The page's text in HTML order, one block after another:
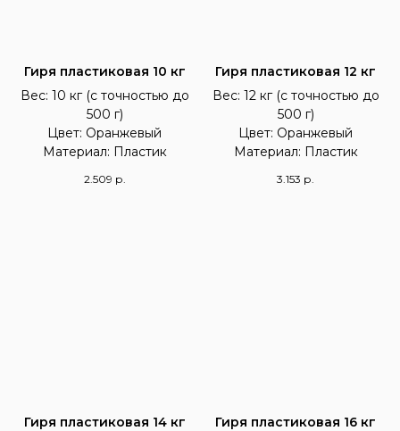
Гиря пластиковая 10 кг
Вес: 10 кг (с точностью до
500 г)
Цвет: Оранжевый
Материал: Пластик
2.509 р.
Гиря пластиковая 12 кг
Вес: 12 кг (с точностью до
500 г)
Цвет: Оранжевый
Материал: Пластик
3.153 р.
Гиря пластиковая 14 кг Гиря пластиковая 16 кг